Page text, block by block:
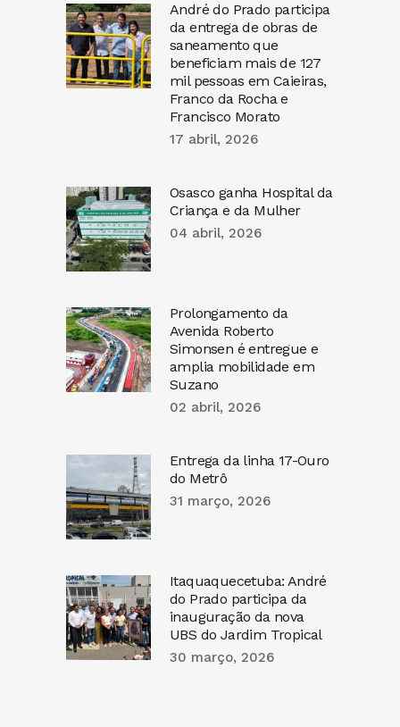
André do Prado participa
da entrega de obras de
saneamento que
beneficiam mais de 127
mil pessoas em Caieiras,
Franco da Rocha e
Francisco Morato
17 abril, 2026
Osasco ganha Hospital da
Criança e da Mulher
04 abril, 2026
Prolongamento da
Avenida Roberto
Simonsen é entregue e
amplia mobilidade em
Suzano
02 abril, 2026
Entrega da linha 17-Ouro
do Metrô
31 março, 2026
Itaquaquecetuba: André
do Prado participa da
inauguração da nova
UBS do Jardim Tropical
30 março, 2026